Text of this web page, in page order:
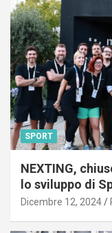
SPORT
NEXTING,
lo sviluppo di
Dicembre 12, 2024